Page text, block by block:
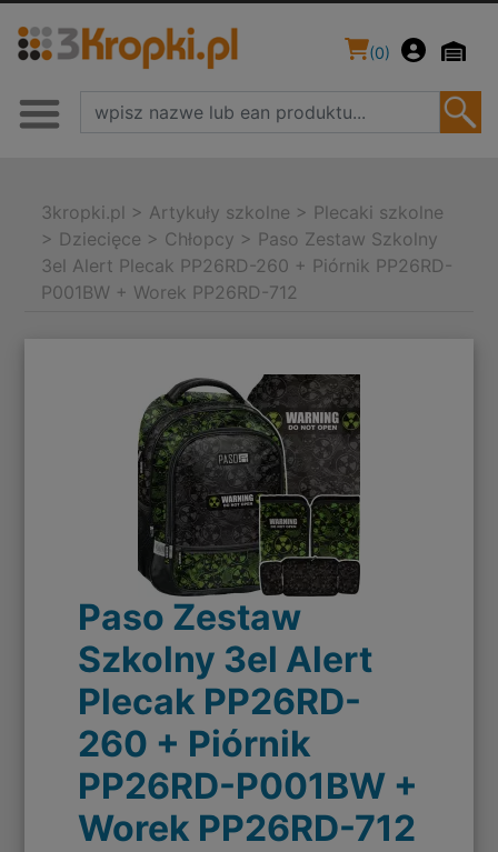
(0)
3kropki.pl > Artykuły szkolne > Plecaki szkolne
> Dziecięce > Chłopcy > Paso Zestaw Szkolny
3el Alert Plecak PP26RD-260 + Piórnik PP26RD-
P001BW + Worek PP26RD-712
Paso Zestaw
Szkolny 3el Alert
Plecak PP26RD-
260 + Piórnik
PP26RD-P001BW +
Worek PP26RD-712